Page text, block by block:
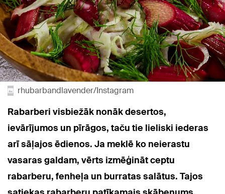
rhubarbandlavender/Instagram
Rabarberi visbiežāk nonāk desertos,
ievārījumos un pīrāgos, taču tie lieliski iederas
arī sāļajos ēdienos. Ja meklē ko neierastu
vasaras galdam, vērts izmēģināt ceptu
rabarberu, fenheļa un burratas salātus. Tajos